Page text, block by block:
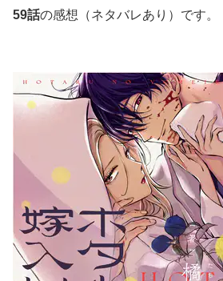
59話の感想（ネタバレあり）です。